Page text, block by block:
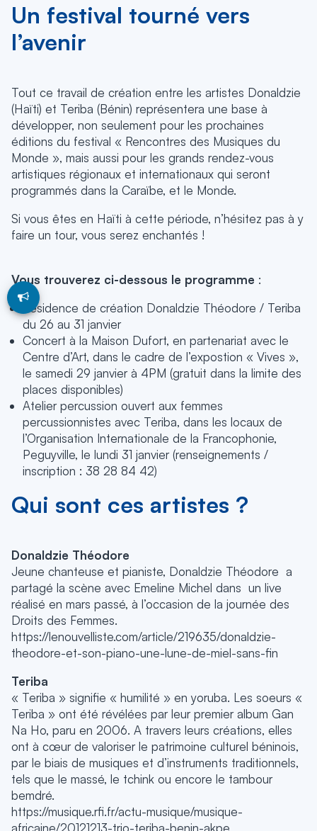
Un festival tourné vers
l’avenir
Tout ce travail de création entre les artistes Donaldzie
(Haïti) et Teriba (Bénin) représentera une base à
développer, non seulement pour les prochaines
éditions du festival « Rencontres des Musiques du
Monde », mais aussi pour les grands rendez-vous
artistiques régionaux et internationaux qui seront
programmés dans la Caraïbe, et le Monde.
Si vous êtes en Haïti à cette période, n’hésitez pas à y
faire un tour, vous serez enchantés !
Vous trouverez ci-dessous le programme :
Résidence de création Donaldzie Théodore / Teriba
du 26 au 31 janvier
Concert à la Maison Dufort, en partenariat avec le
Centre d’Art, dans le cadre de l’expostion « Vives »,
le samedi 29 janvier à 4PM (gratuit dans la limite des
places disponibles)
Atelier percussion ouvert aux femmes
percussionnistes avec Teriba, dans les locaux de
l’Organisation Internationale de la Francophonie,
Peguyville, le lundi 31 janvier (renseignements /
inscription : 38 28 84 42)
Qui sont ces artistes ?
Donaldzie Théodore
Jeune chanteuse et pianiste, Donaldzie Théodore a
partagé la scène avec Emeline Michel dans un live
réalisé en mars passé, à l’occasion de la journée des
Droits des Femmes.
https://lenouvelliste.com/article/219635/donaldzie-
theodore-et-son-piano-une-lune-de-miel-sans-fin
Teriba
« Teriba » signifie « humilité » en yoruba. Les soeurs «
Teriba » ont été révélées par leur premier album Gan
Na Ho, paru en 2006. A travers leurs créations, elles
ont à cœur de valoriser le patrimoine culturel béninois,
par le biais de musiques et d’instruments traditionnels,
tels que le massé, le tchink ou encore le tambour
bemdré.
https://musique.rfi.fr/actu-musique/musique-
africaine/20121213-trio-teriba-benin-akpe